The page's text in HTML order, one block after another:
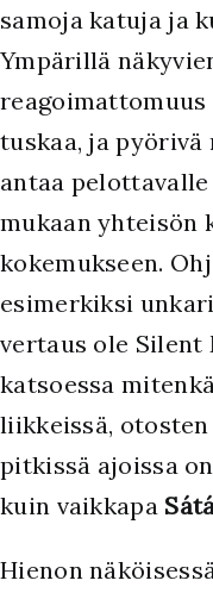
samoja katuja ja
Ympärillä
tuskaa, ja
antaa
mukaan yhteisön
kokemukseen.
esimerkiksi
vertaus ole
katsoessa
liikkeissä,
pitkissä ajoissa
kuin vaikkapa
Hienon